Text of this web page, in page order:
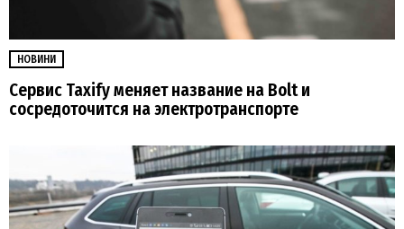
НОВИНИ
Сервис Taxify меняет название на Bolt и
сосредоточится на электротранспорте